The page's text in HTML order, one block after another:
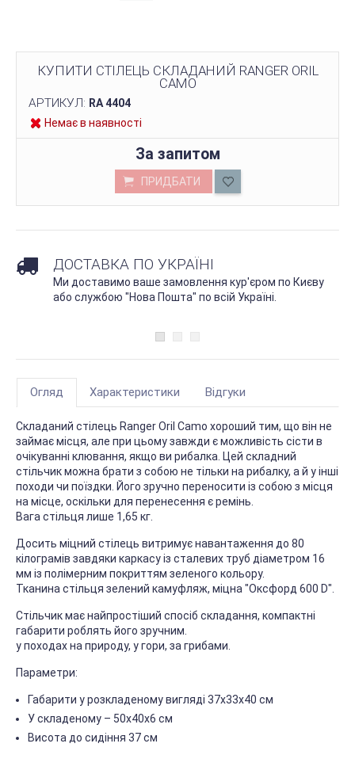
КУПИТИ СТІЛЕЦЬ СКЛАДАНИЙ RANGER ORIL
CAMO
АРТИКУЛ: RA 4404
Немає в наявності
За запитом
ПРИДБАТИ
ДОСТАВКА ПО УКРАЇНІ
Ми доставимо ваше замовлення кур'єром по Києву
або службою "Нова Пошта" по всій Україні.
Огляд Характеристики Відгуки
Складаний стілець Ranger Oril Camo хороший тим, що він не
займає місця, але при цьому завжди є можливість сісти в
очікуванні клювання, якщо ви рибалка. Цей складний
стільчик можна брати з собою не тільки на рибалку, а й у інші
походи чи поїздки. Його зручно переносити із собою з місця
на місце, оскільки для перенесення є ремінь.
Вага стільця лише 1,65 кг.
Досить міцний стілець витримує навантаження до 80
кілограмів завдяки каркасу із сталевих труб діаметром 16
мм із полімерним покриттям зеленого кольору.
Тканина стільця зелений камуфляж, міцна "Оксфорд 600 D".
Стільчик має найпростіший спосіб складання, компактні
габарити роблять його зручним.
у походах на природу, у гори, за грибами.
Параметри:
Габарити у розкладеному вигляді 37х33х40 см
У складеному – 50х40х6 см
Висота до сидіння 37 см